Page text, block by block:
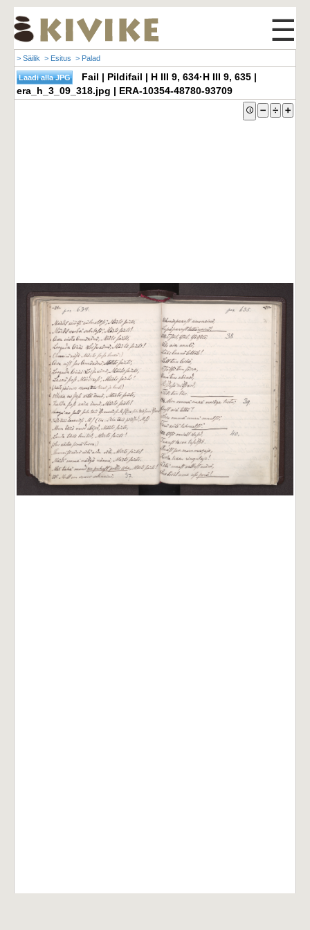
☰
> Säilik > Esitus > Palad
Fail | Pildifail | H III 9, 634·H III 9, 635 |
era_h_3_09_318.jpg | ERA-10354-48780-93709